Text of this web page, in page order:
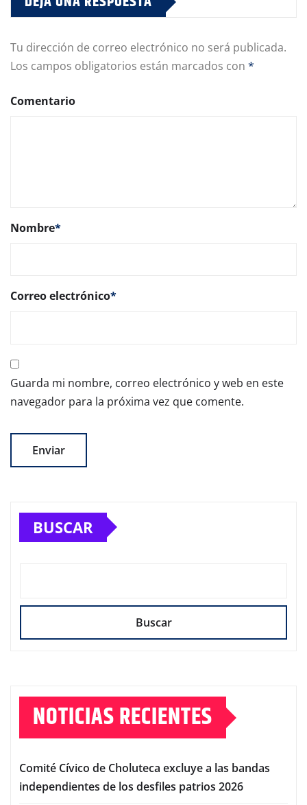
Tu dirección de correo electrónico no será publicada.
Los campos obligatorios están marcados con *
Comentario
Nombre*
Correo electrónico*
Guarda mi nombre, correo electrónico y web en este
navegador para la próxima vez que comente.
BUSCAR
Buscar
NOTICIAS RECIENTES
Comité Cívico de Choluteca excluye a las bandas
independientes de los desfiles patrios 2026